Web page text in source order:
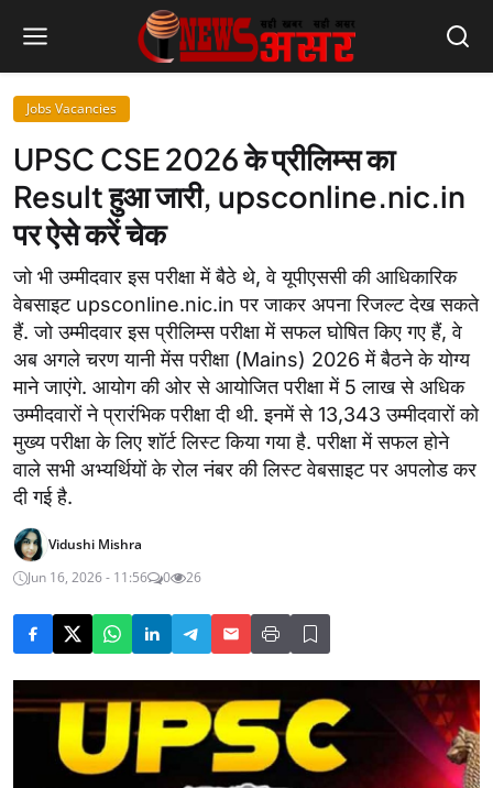
Jobs Vacancies
UPSC CSE 2026 के प्रीलिम्स का
Result हुआ जारी, upsconline.nic.in
पर ऐसे करें चेक
जो भी उम्मीदवार इस परीक्षा में बैठे थे, वे यूपीएससी की आधिकारिक
वेबसाइट upsconline.nic.in पर जाकर अपना रिजल्ट देख सकते
हैं. जो उम्मीदवार इस प्रीलिम्स परीक्षा में सफल घोषित किए गए हैं, वे
अब अगले चरण यानी मेंस परीक्षा (Mains) 2026 में बैठने के योग्य
माने जाएंगे. आयोग की ओर से आयोजित परीक्षा में 5 लाख से अधिक
उम्‍मीदवारों ने प्रारंभिक परीक्षा दी थी. इनमें से 13,343 उम्‍मीदवारों को
मुख्‍य परीक्षा के लिए शॉर्ट लिस्‍ट किया गया है. परीक्षा में सफल होने
वाले सभी अभ्‍यर्थियों के रोल नंबर की लिस्‍ट वेबसाइट पर अपलोड कर
दी गई है.
Vidushi Mishra
Jun 16, 2026 - 11:56
0 26